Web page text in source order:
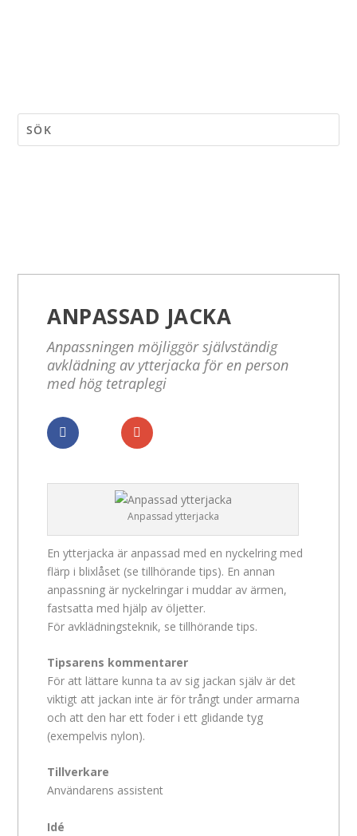
ANPASSAD JACKA
Anpassningen möjliggör självständig
avklädning av ytterjacka för en person
med hög tetraplegi
Anpassad ytterjacka
En ytterjacka är anpassad med en nyckelring med
flärp i blixlåset (se tillhörande tips). En annan
anpassning är nyckelringar i muddar av ärmen,
fastsatta med hjälp av öljetter.
För avklädningsteknik, se tillhörande tips.
Tipsarens kommentarer
För att lättare kunna ta av sig jackan själv är det
viktigt att jackan inte är för trångt under armarna
och att den har ett foder i ett glidande tyg
(exempelvis nylon).
Tillverkare
Användarens assistent
Idé